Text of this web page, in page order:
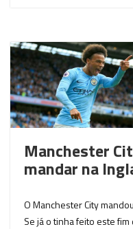
Manchester
mandar na
O Manchester City
Se já o tinha feito este